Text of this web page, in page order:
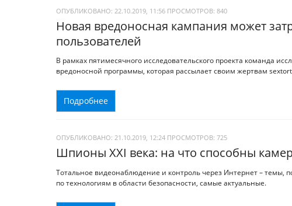
ОПУБЛИКОВАНО: 22.10.2019, 11:56 ПРОСМОТРОВ: 840
Новая вредоносная кампания может
пользователей
В рамках пятимесячного исследовательского проекта команда
вредоносной программы, которая рассылает своим жертвам
Подробнее
ОПУБЛИКОВАНО: 21.10.2019, 12:24 ПРОСМОТРОВ: 725
Шпионы ХХI века: на что способны
Тотальное видеонаблюдение и контроль через Интернет – темы,
по технологиям в области безопасности, самые актуальные.